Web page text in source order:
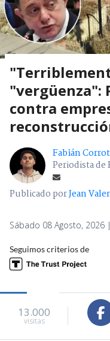
"vergüenza":
contra
Fabián
Periodista de
Publicado porJean
Sábado 08 Agosto, 2026
Seguimos criterios de
13.000
visitas